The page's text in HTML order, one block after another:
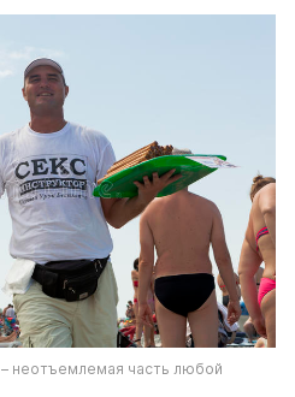
– неотъемлемая часть любой